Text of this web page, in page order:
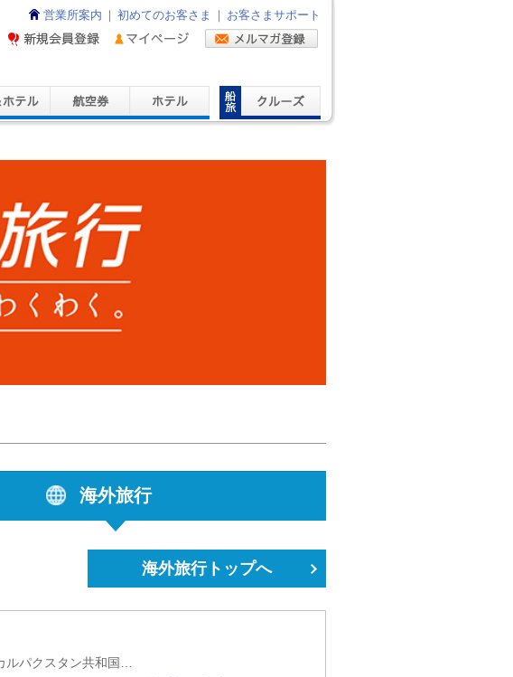
営業所案内 初めてのお客さま お客さまサポート
海外旅行
海外旅行トップへ